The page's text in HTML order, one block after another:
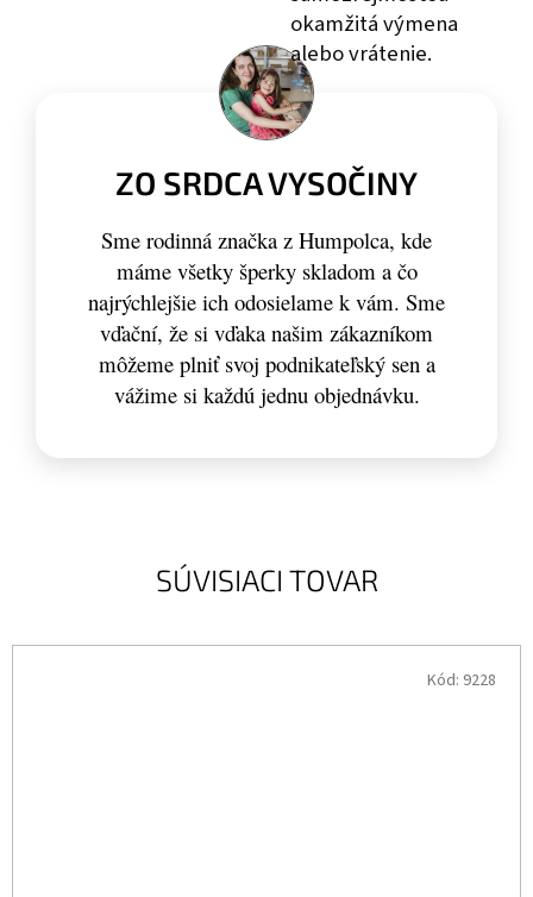
SÚVISIACI TOVAR
Kód: 9228
okamžitá výmena
alebo vrátenie.
ZO SRDCA VYSOČINY
Sme rodinná značka z Humpolca, kde
máme všetky šperky skladom a čo
najrýchlejšie ich odosielame k vám. Sme
vďační, že si vďaka našim zákazníkom
môžeme plniť svoj podnikateľský sen a
vážime si každú jednu objednávku.